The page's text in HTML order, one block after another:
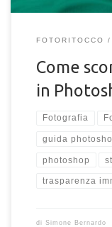
FOTORITOCCO
Come
in
Fotografia
guida
photoshop
trasparenza
di Simone Bernardo